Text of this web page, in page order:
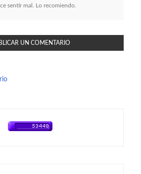
sentir mal. Lo recomiendo.
UN COMENTARIO